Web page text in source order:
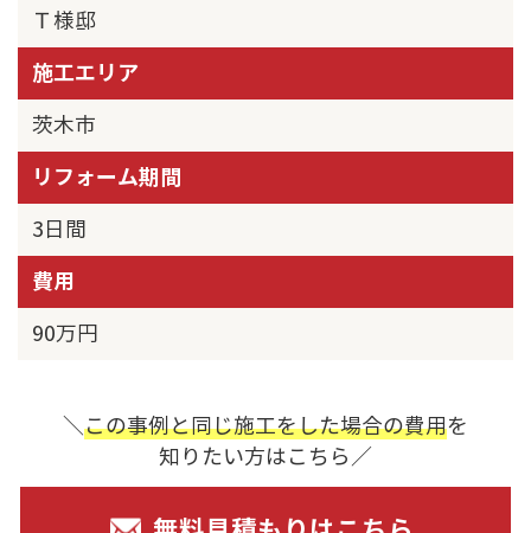
Ｔ様邸
施工エリア
茨木市
リフォーム期間
3日間
費用
90万円
＼この事例と同じ施工をした場合の費用を
知りたい方はこちら／